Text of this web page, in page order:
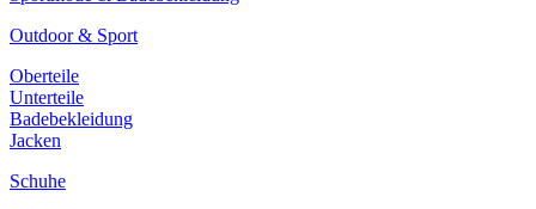
Outdoor & Sport
Oberteile
Unterteile
Badebekleidung
Jacken
Schuhe